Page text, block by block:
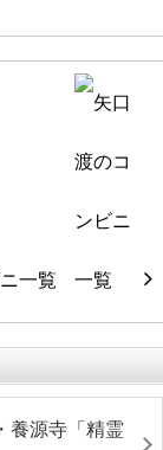
一覧
養源寺「精霊